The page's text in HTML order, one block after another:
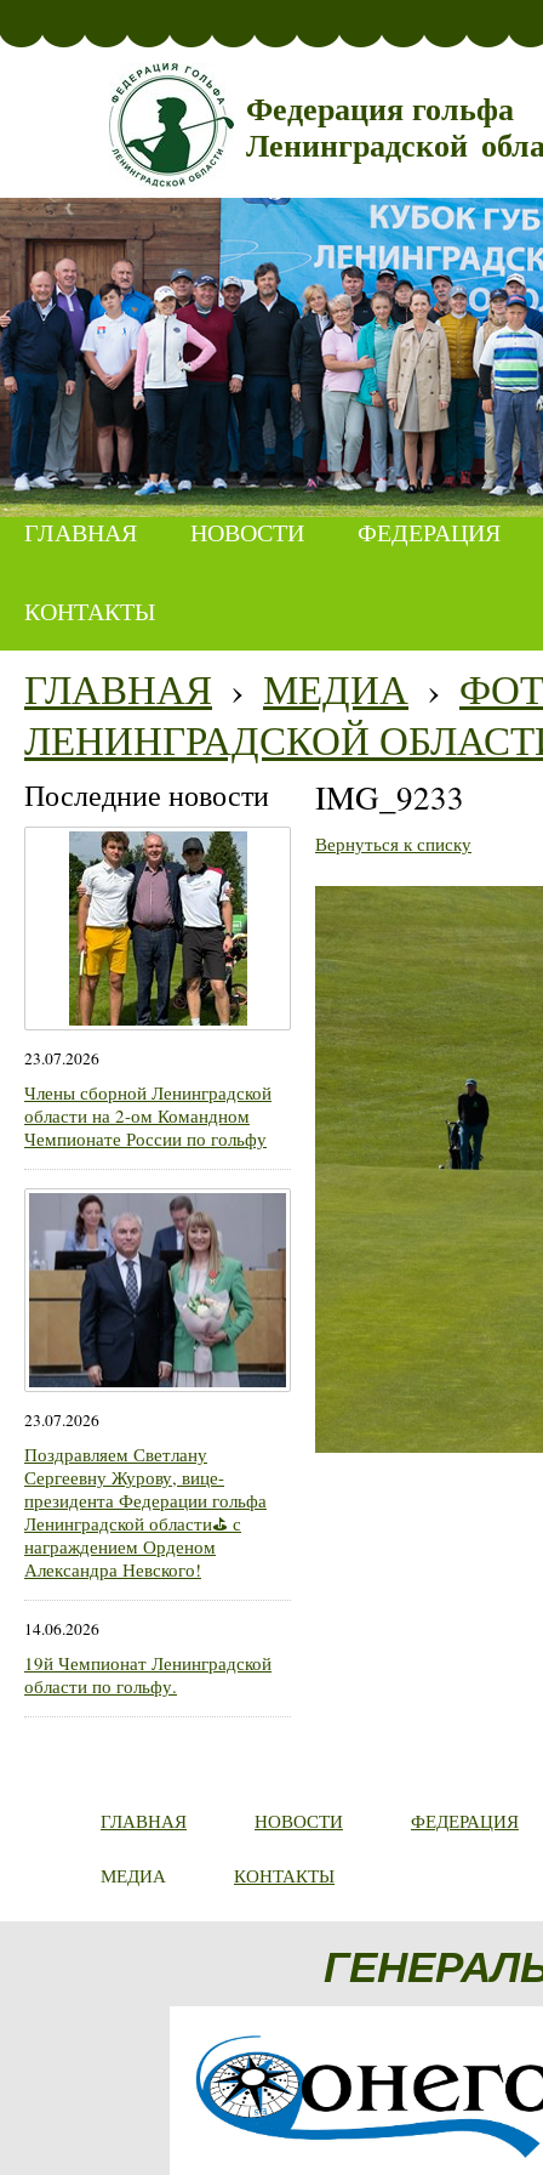
Федерация гольфа
Ленинградской
ГЛАВНАЯ НОВОСТИ ФЕДЕРАЦИЯ
КОНТАКТЫ
ГЛАВНАЯ › МЕДИА ›
ЛЕНИНГРАДСКОЙ
Последние новости
23.07.2026
Члены сборной Ленинградской
области на 2-ом Командном
Чемпионате России по гольфу
23.07.2026
Поздравляем Светлану
Сергеевну Журову, вице-
президента Федерации гольфа
Ленинградской области⛳ с
награждением Орденом
Александра Невского!
14.06.2026
19й Чемпионат Ленинградской
области по гольфу.
IMG_9233
Вернуться к списку
ГЛАВНАЯ НОВОСТИ ФЕДЕРАЦИЯ
МЕДИА КОНТАКТЫ